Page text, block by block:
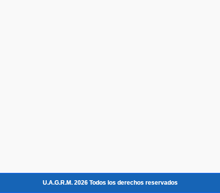
U.A.G.R.M. 2026 Todos los derechos reservados